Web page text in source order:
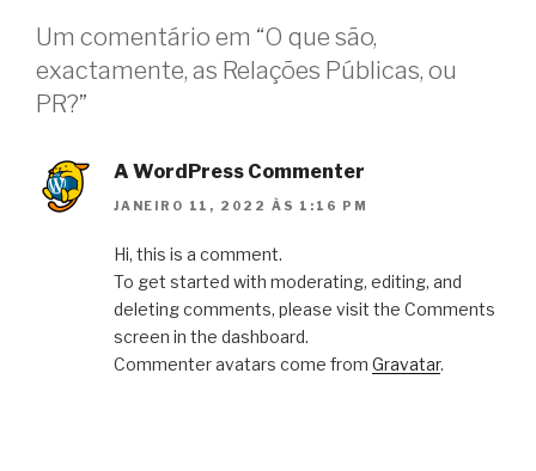
Um comentário em “O que são,
exactamente, as Relações Públicas, ou
PR?”
A WordPress Commenter
JANEIRO 11, 2022 ÀS 1:16 PM
Hi, this is a comment.
To get started with moderating, editing, and
deleting comments, please visit the Comments
screen in the dashboard.
Commenter avatars come from Gravatar.